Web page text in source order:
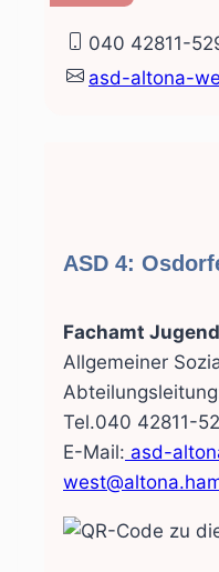
ASD 4:
Fachamt
Allgemeiner
Tel.040 42811-
E-Mail: asd-
040 42811-
asd-altona-